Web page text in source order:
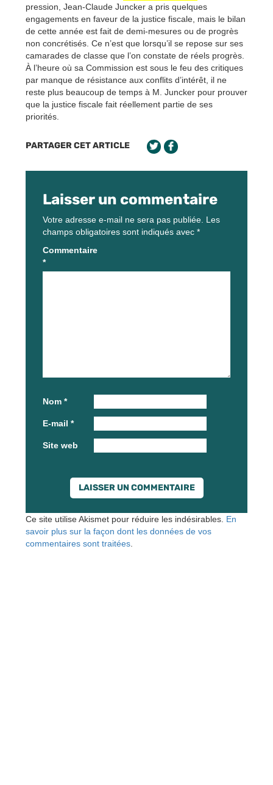
pression, Jean-Claude Juncker a pris quelques
engagements en faveur de la justice fiscale, mais le bilan
de cette année est fait de demi-mesures ou de progrès
non concrétisés. Ce n’est que lorsqu’il se repose sur ses
camarades de classe que l’on constate de réels progrès.
À l’heure où sa Commission est sous le feu des critiques
par manque de résistance aux conflits d’intérêt, il ne
reste plus beaucoup de temps à M. Juncker pour prouver
que la justice fiscale fait réellement partie de ses
priorités.
PARTAGER CET ARTICLE
Laisser un commentaire
Votre adresse e-mail ne sera pas publiée. Les
champs obligatoires sont indiqués avec *
Commentaire
*
Nom *
E-mail *
Site web
Ce site utilise Akismet pour réduire les indésirables. En
savoir plus sur la façon dont les données de vos
commentaires sont traitées